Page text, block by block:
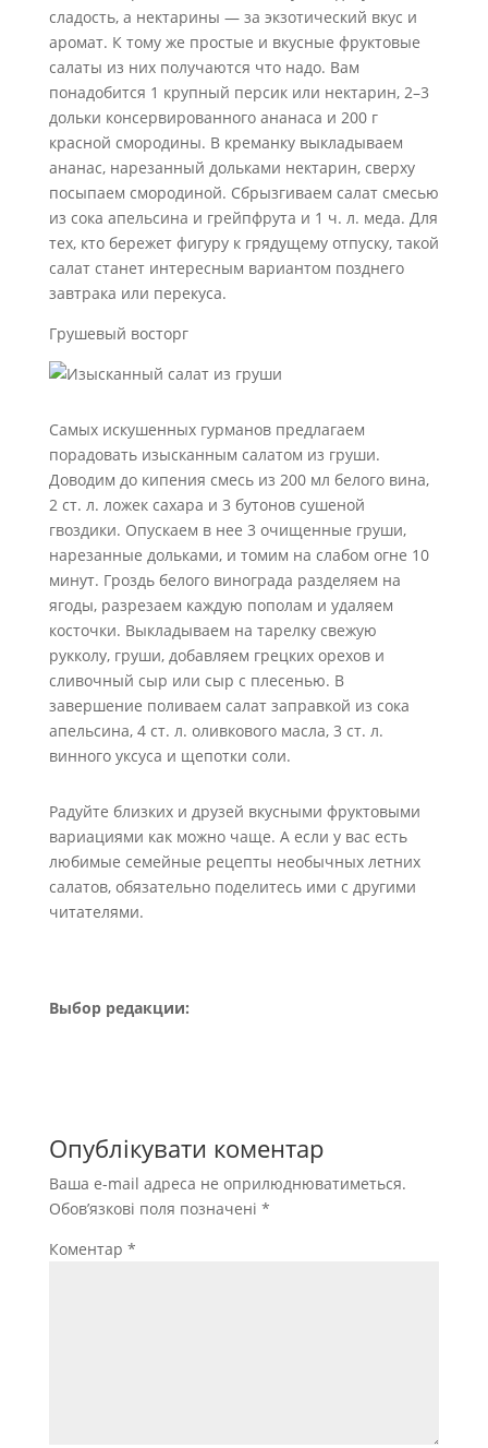
сладость, а нектарины — за экзотический вкус и
аромат. К тому же простые и вкусные фруктовые
салаты из них получаются что надо. Вам
понадобится 1 крупный персик или нектарин, 2–3
дольки консервированного ананаса и 200 г
красной смородины. В креманку выкладываем
ананас, нарезанный дольками нектарин, сверху
посыпаем смородиной. Сбрызгиваем салат смесью
из сока апельсина и грейпфрута и 1 ч. л. меда. Для
тех, кто бережет фигуру к грядущему отпуску, такой
салат станет интересным вариантом позднего
завтрака или перекуса.
Грушевый восторг
Самых искушенных гурманов предлагаем
порадовать изысканным салатом из груши.
Доводим до кипения смесь из 200 мл белого вина,
2 ст. л. ложек сахара и 3 бутонов сушеной
гвоздики. Опускаем в нее 3 очищенные груши,
нарезанные дольками, и томим на слабом огне 10
минут. Гроздь белого винограда разделяем на
ягоды, разрезаем каждую пополам и удаляем
косточки. Выкладываем на тарелку свежую
рукколу, груши, добавляем грецких орехов и
сливочный сыр или сыр с плесенью. В
завершение поливаем салат заправкой из сока
апельсина, 4 ст. л. оливкового масла, 3 ст. л.
винного уксуса и щепотки соли.
Радуйте близких и друзей вкусными фруктовыми
вариациями как можно чаще. А если у вас есть
любимые семейные рецепты необычных летних
салатов, обязательно поделитесь ими с другими
читателями.
Выбор редакции:
Опублікувати коментар
Ваша e-mail адреса не оприлюднюватиметься.
Обов’язкові поля позначені *
Коментар *